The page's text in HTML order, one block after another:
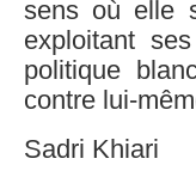
sens où elle
exploitant
politique
contre lui-
Sadri Khiari